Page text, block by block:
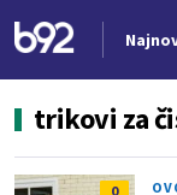
trikovi za
0